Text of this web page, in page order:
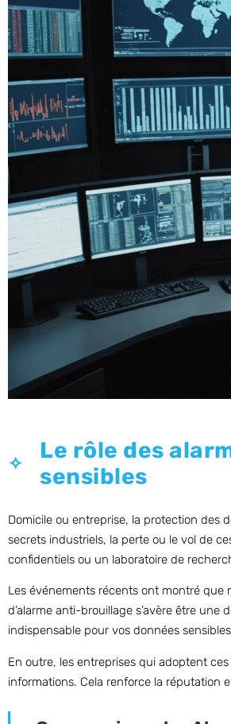
Le rôle des
sensibles
Domicile ou entreprise, la protection des
secrets industriels, la perte ou le vol de
confidentiels ou un laboratoire de
Les événements récents ont montré que
d’alarme anti-brouillage s’avère être
indispensable pour vos données
En outre, les entreprises qui adoptent
informations. Cela renforce la réputation